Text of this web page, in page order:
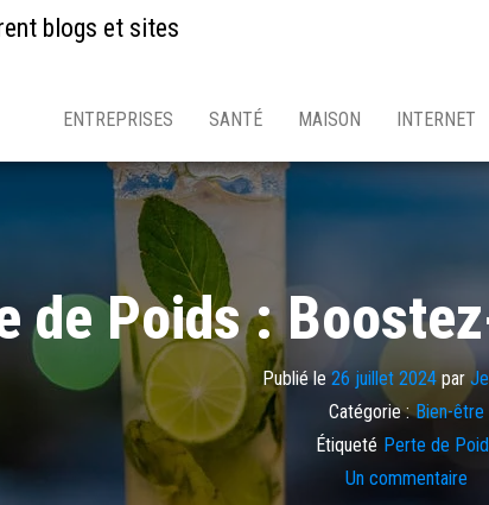
blogs et sites
ENTREPRISES SANTÉ MAISON INTERNET
de Poids :
Publié le 26 juillet 2024 par
Catégorie : Bien-être
Étiqueté Perte de
Un commentaire